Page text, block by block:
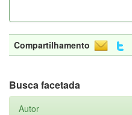
Compartilhamento
Busca facetada
Autor